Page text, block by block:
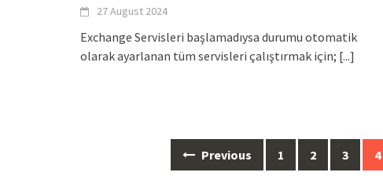
27 August 2024
Exchange Servisleri başlamadıysa durumu otomatik
olarak ayarlanan tüm servisleri çalıştırmak için; [...]
Previous 1 2 3 4